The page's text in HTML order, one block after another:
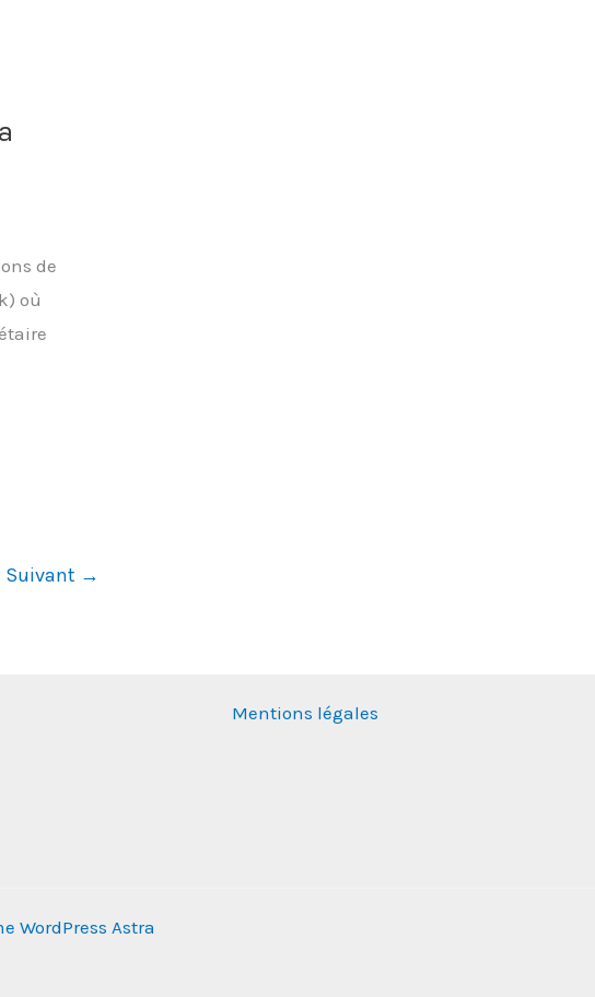
de
où
Suivant →
Mentions légales
WordPress Astra